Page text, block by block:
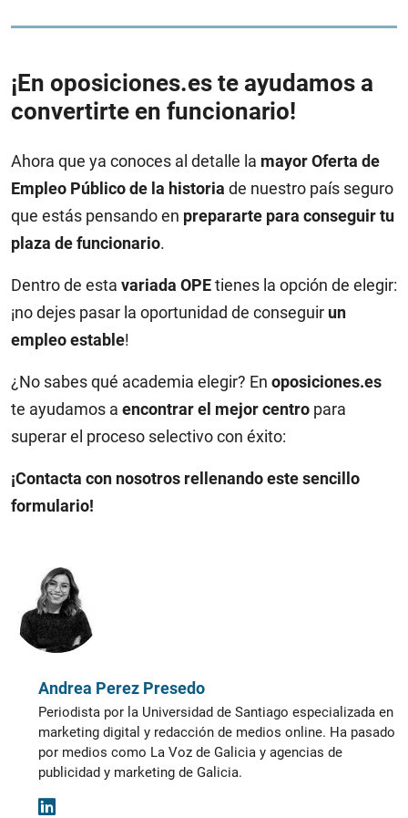
¡En oposiciones.es te ayudamos a
convertirte en funcionario!
Ahora que ya conoces al detalle la mayor Oferta de
Empleo Público de la historia de nuestro país seguro
que estás pensando en prepararte para conseguir tu
plaza de funcionario.
Dentro de esta variada OPEtienes la opción de elegir:
¡no dejes pasar la oportunidad de conseguir un
empleo estable!
¿No sabes qué academia elegir? En oposiciones.es
te ayudamos a encontrar el mejor centro para
superar el proceso selectivo con éxito:
¡Contacta con nosotros rellenando este sencillo
formulario!
Andrea Perez Presedo
Periodista por la Universidad de Santiago especializada en
marketing digital y redacción de medios online. Ha pasado
por medios como La Voz de Galicia y agencias de
publicidad y marketing de Galicia.